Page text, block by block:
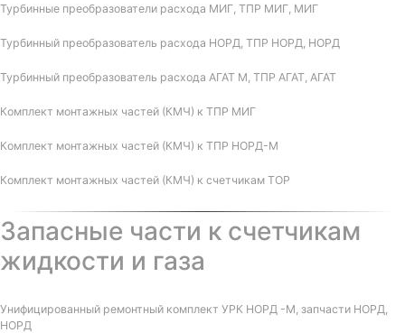
Турбинные преобразователи расхода МИГ, ТПР МИГ, МИГ
Турбинный преобразователь расхода НОРД, ТПР НОРД, НОРД
Турбинный преобразователь расхода АГАТ М, ТПР АГАТ, АГАТ
Комплект монтажных частей (КМЧ) к ТПР МИГ
Комплект монтажных частей (КМЧ) к ТПР НОРД-М
Комплект монтажных частей (КМЧ) к счетчикам ТОР
Запасные части к счетчикам
жидкости и газа
Унифицированный ремонтный комплект УРК НОРД -М, запчасти НОРД,
НОРД